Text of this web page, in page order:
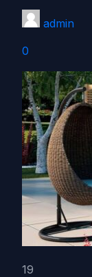
admin
0
19